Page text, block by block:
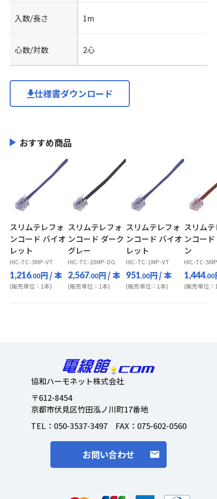
入数/長さ 1m
心数/対数 2心
仕様書ダウンロード
おすすめ商品
スリムテレフォ
ンコード バイオ
レット
HIC-TC-3MP-VT
1,216.00円/ 本
(販売単位：1本)
スリムテレフォ
ンコード ダーク
グレー
HIC-TC-20MP-DG
2,567.00円/ 本
(販売単位：1本)
スリムテレフォ
ンコード バイオ
レット
HIC-TC-1MP-VT
951.00円/ 本
(販売単位：1本)
スリム
ンコー
ン
HIC-TC-
1,444.00
(販売単位：
協和ハーモネット株式会社
〒612-8454
京都市伏見区竹田泓ノ川町17番地
TEL： 050-3537-3497FAX：075-602-0560
お問い合わせ